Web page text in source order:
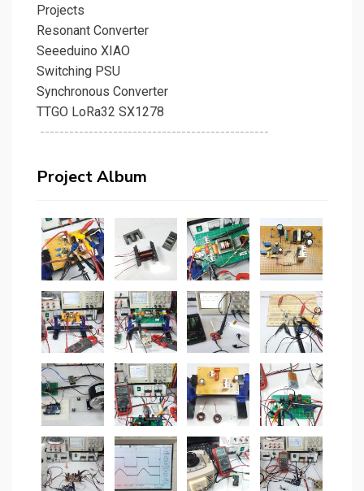
Projects
Resonant Converter
Seeeduino XIAO
Switching PSU
Synchronous Converter
TTGO LoRa32 SX1278
-----------------------------------------------
Project Album